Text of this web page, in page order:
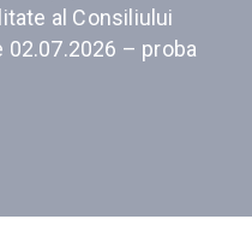
al Consiliului
02.07.2026 – proba